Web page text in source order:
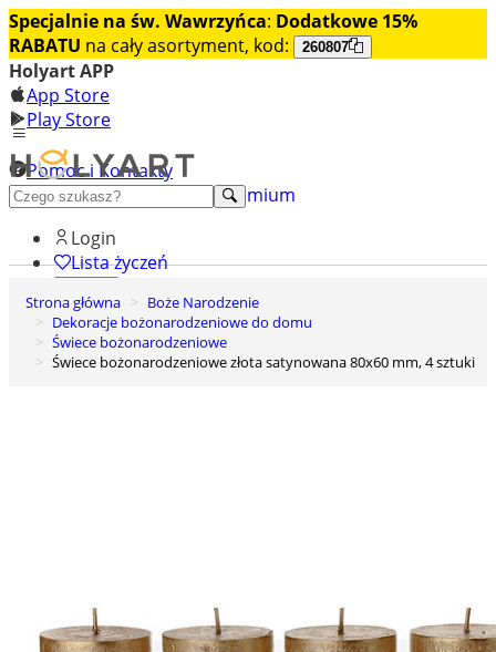
Specjalnie na św. Wawrzyńca: Dodatkowe 15%
RABATU na cały asortyment, kod: 260807
Holyart APP
App Store
Play Store
Pomoc i Kontakty
+48 222 922 860
Odkryj premium
Login
Lista życzeń
0
Koszyk
Strona główna
Boże Narodzenie
Dekoracje bożonarodzeniowe do domu
Świece bożonarodzeniowe
Świece bożonarodzeniowe złota satynowana 80x60 mm, 4 sztuki